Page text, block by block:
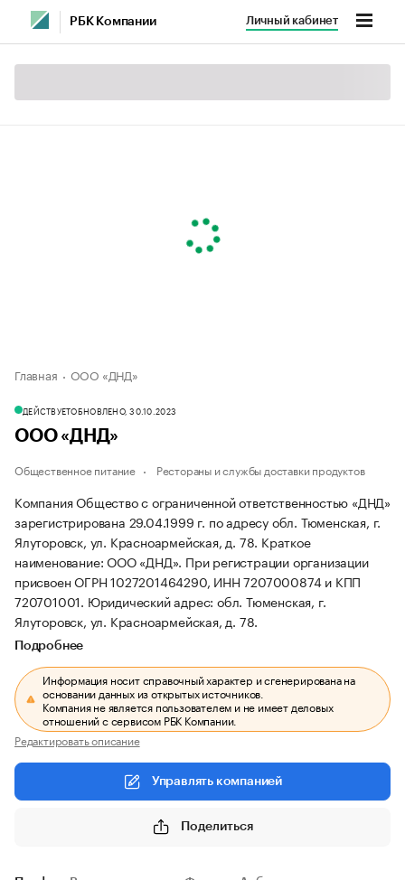
РБК Компании Личный кабинет
Главная ООО «ДНД»
ДЕЙСТВУЕТОБНОВЛЕНО, 30.10.2023
ООО «ДНД»
Общественное питание Рестораны и службы доставки продуктов
Компания Общество с ограниченной ответственностью «ДНД»
зарегистрирована 29.04.1999 г. по адресу обл. Тюменская, г.
Ялуторовск, ул. Красноармейская, д. 78. Краткое
наименование: ООО «ДНД». При регистрации организации
присвоен ОГРН 1027201464290, ИНН 7207000874 и КПП
720701001. Юридический адрес: обл. Тюменская, г.
Ялуторовск, ул. Красноармейская, д. 78.
Подробнее
Информация носит справочный характер и сгенерирована на
основании данных из открытых источников.
Компания не является пользователем и не имеет деловых
отношений с сервисом РБК Компании.
Редактировать описание
Управлять компанией
Поделиться